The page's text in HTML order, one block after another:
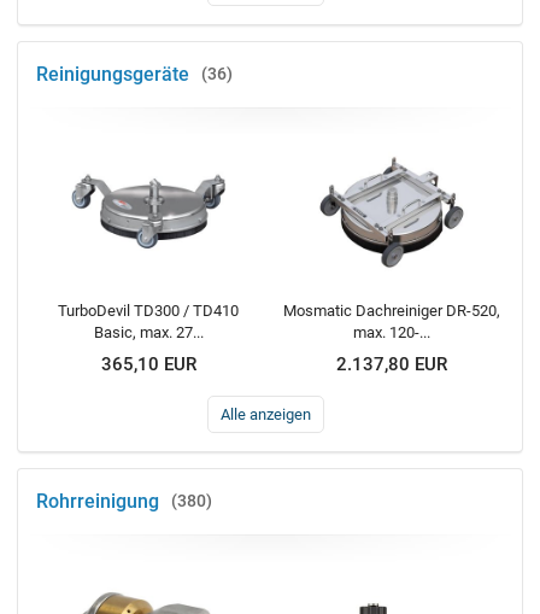
Reinigungsgeräte 36
TurboDevil TD300 / TD410
Basic, max. 27...
365,10 EUR
Mosmatic Dachreiniger DR-520,
max. 120-...
2.137,80 EUR
Alle anzeigen
Rohrreinigung 380